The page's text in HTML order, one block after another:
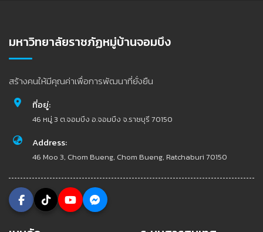
มหาวิทยาลัยราชภัฏหมู่บ้านจอมบึง
สร้างคนให้มีคุณค่าเพื่อการพัฒนาที่ยั่งยืน
ที่อยู่:
46 หมู่ 3 ต.จอมบึง อ.จอมบึง จ.ราชบุรี 70150
Address:
46 Moo 3, Chom Bueng, Chom Bueng, Ratchaburi 70150